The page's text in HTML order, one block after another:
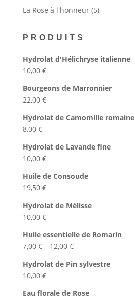
produits
La Rose à l'honneur 55
PRODUITS
Hydrolat d'Hélichryse italienne
10,00 €
Bourgeons de Marronnier
22,00 €
Hydrolat de Camomille romaine
8,00 €
Hydrolat de Lavande fine
10,00 €
Huile de Consoude
19,50 €
Hydrolat de Mélisse
10,00 €
Huile essentielle de Romarin
7,00 €– 12,00 €
Hydrolat de Pin sylvestre
10,00 €
Eau florale de Rose